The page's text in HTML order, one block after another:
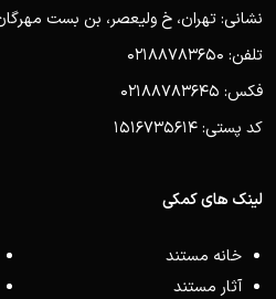
نشانی: تهران، خ ولیعصر، بن بست
تلفن: 02188783650
فکس: 02188783645
کد پستی: 1516735614
لینک های کمکی
خانه مستند
آثار مستند